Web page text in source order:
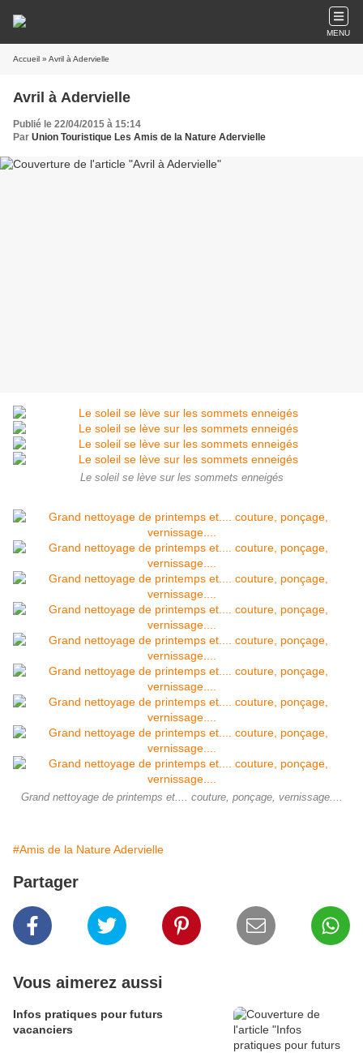
MENU
Accueil » Avril à Adervielle
Avril à Adervielle
Publié le 22/04/2015 à 15:14
Par Union Touristique Les Amis de la Nature Adervielle
Le soleil se lève sur les sommets enneigés
Grand nettoyage de printemps et.... couture, ponçage, vernissage....
#Amis de la Nature Adervielle
Partager
Vous aimerez aussi
Infos pratiques pour futurs
vacanciers